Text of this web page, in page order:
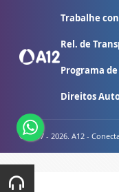
Trabalhe
Rel. de
Programa
Direitos
© 2007 - 2026. A12 -